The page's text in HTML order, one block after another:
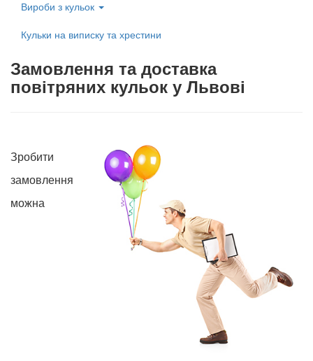
Вироби з кульок
Кульки на виписку та хрестини
Замовлення та доставка
повітряних кульок у Львові
Зробити
замовлення
можна